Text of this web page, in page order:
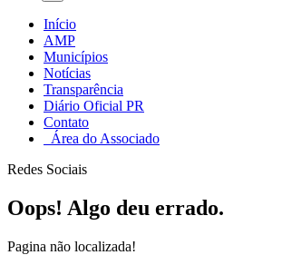
Início
AMP
Municípios
Notícias
Transparência
Diário Oficial PR
Contato
Área do Associado
Redes Sociais
Oops! Algo deu errado.
Pagina não localizada!